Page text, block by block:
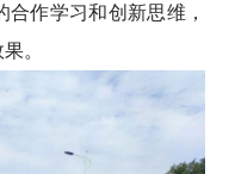
作学习和创新思维，
。